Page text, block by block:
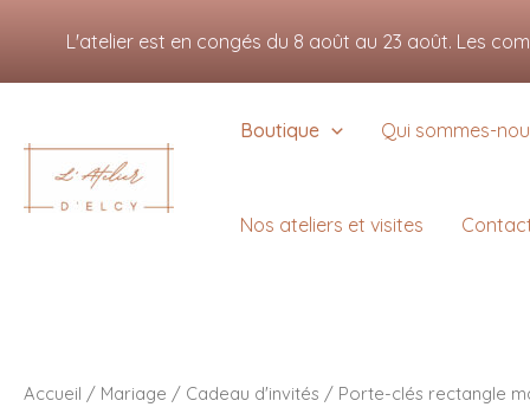
L'atelier est en congés du 8 août au 23 août. Les
Boutique Qui sommes-
Nos ateliers et visites
Accueil / Mariage / Cadeau d'invités / Porte-clés rectangle
Porte-
Vous pouvez en savoir